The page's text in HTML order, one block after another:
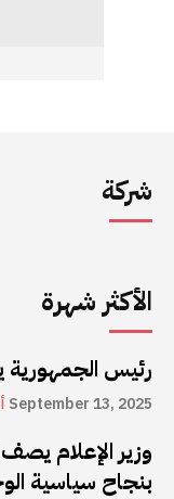
شركة
الأكثر شهرة
رئيس
September 13, 2025
وزير الإعلام
بنجاح سياسية